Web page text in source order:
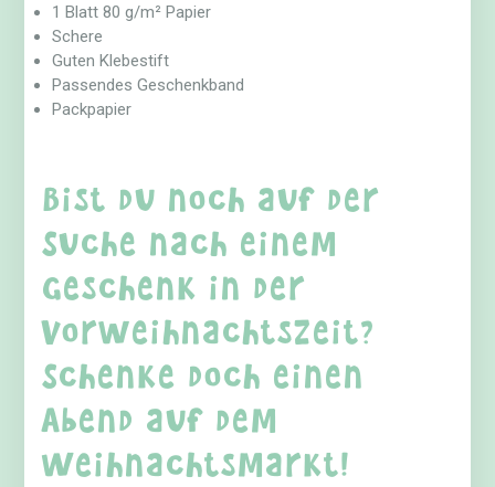
1 Blatt 80 g/m² Papier
Schere
Guten Klebestift
Passendes Geschenkband
Packpapier
Bist du noch auf der
Suche nach einem
Geschenk in der
Vorweihnachtszeit?
Schenke doch einen
Abend auf dem
Weihnachtsmarkt!